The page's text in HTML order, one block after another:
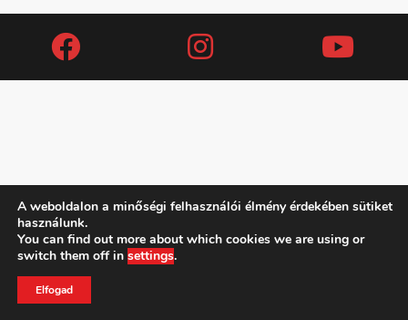
Copyright (c) 2019 MAFC
ADATVÉDELMI IRÁNYELVEK
A weboldalon a minőségi felhasználói élmény érdekében sütiket
használunk.
You can find out more about which cookies we are using or
switch them off in settings.
Elfogad